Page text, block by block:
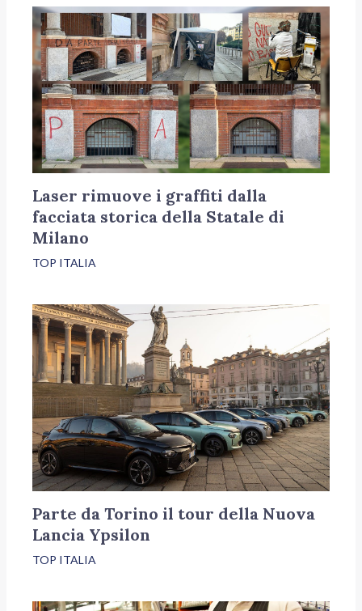
Laser rimuove i graffiti dalla
facciata storica della Statale di
Milano
TOP ITALIA
Parte da Torino il tour della Nuova
Lancia Ypsilon
TOP ITALIA